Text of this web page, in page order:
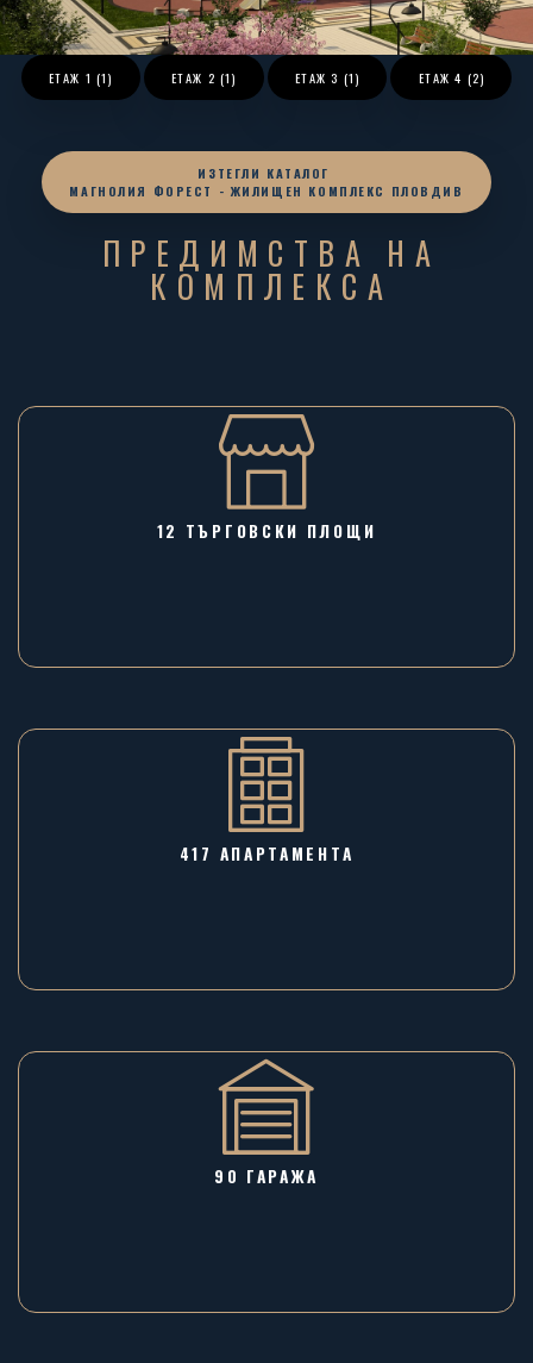
ЕТАЖ 1 (1) ЕТАЖ 2 (1) ЕТАЖ 3 (1) ЕТАЖ4 (2)
ИЗТЕГЛИ КАТАЛОГ
МАГНОЛИЯ ФОРЕСТ - ЖИЛИЩЕН КОМПЛЕКС ПЛОВДИВ
ПРЕДИМСТВА НА
КОМПЛЕКСА
12 ТЪРГОВСКИ ПЛОЩИ
417 АПАРТАМЕНТА
90 ГАРАЖA